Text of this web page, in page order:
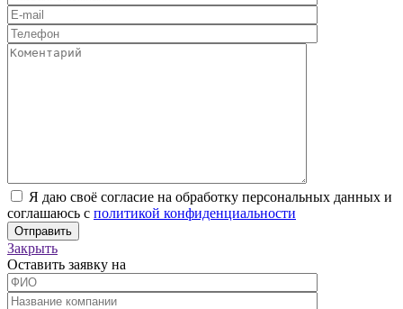
Я даю своё согласие на обработку персональных данных и
соглашаюсь с политикой конфиденциальности
Закрыть
Оставить заявку на